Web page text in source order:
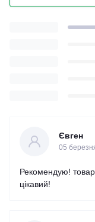
Євген
05
Рекомендую! товар
цікавий!